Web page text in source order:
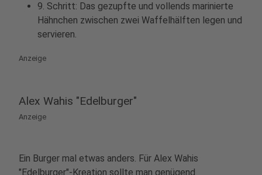
9. Schritt: Das gezupfte und vollends marinierte
Hähnchen zwischen zwei Waffelhälften legen und
servieren.
Anzeige
Alex Wahis "Edelburger"
Anzeige
Ein Burger mal etwas anders. Für Alex Wahis
"Edelburger"-Kreation sollte man genügend